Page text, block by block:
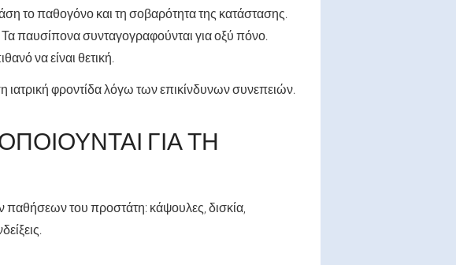
το παθογόνο και τη σοβαρότητα της κατάστασης.
Τα παυσίπονα συνταγογραφούνται για οξύ πόνο.
να είναι θετική.
ιατρική φροντίδα λόγω των επικίνδυνων συνεπειών.
ΓΙΑ ΤΗ
του προστάτη: κάψουλες, δισκία,